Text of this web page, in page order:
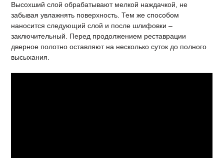
Высохший слой обрабатывают мелкой наждачкой, не
забывая увлажнять поверхность. Тем же способом
наносится следующий слой и после шлифовки –
заключительный. Перед продолжением реставрации
дверное полотно оставляют на несколько суток до полного
высыхания.